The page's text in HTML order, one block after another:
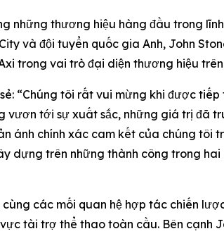
những thương hiệu hàng đầu trong
và đội tuyển quốc gia Anh, John
trong vai trò đại diện thương hiệu
“Chúng tôi rất vui mừng khi được
tới sự xuất sắc, những giá trị đã
ánh chính xác cam kết của chúng
dựng trên những thành công trong
các mối quan hệ hợp tác chiến
tài trợ thể thao toàn cầu. Bên cạnh